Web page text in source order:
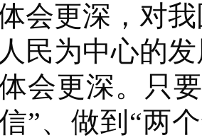
会更深，对
民为中心的
会更深。只
”、做到“两